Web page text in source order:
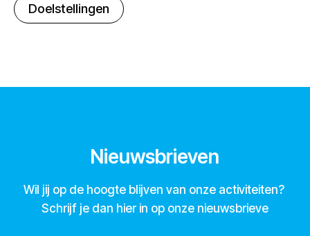
Doelstellingen
Nieuwsbrieven
Wil jij op de hoogte blijven van onze activiteiten?
Schrijf je dan hier in op onze nieuwsbrieve